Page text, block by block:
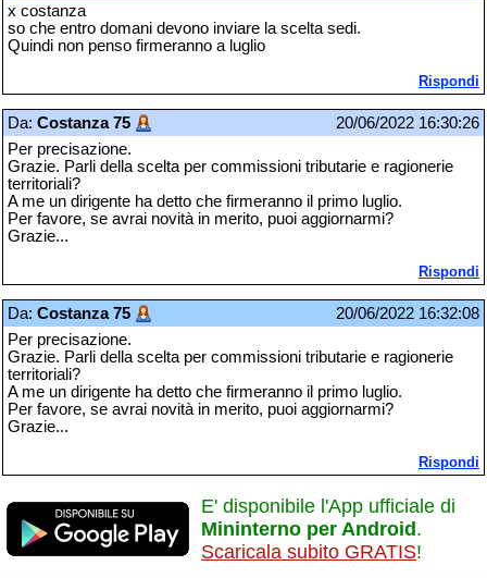
x costanza
so che entro domani devono inviare la scelta sedi.
Quindi non penso firmeranno a luglio
Rispondi
Da: Costanza 75
20/06/2022 16:30:26
Per precisazione.
Grazie. Parli della scelta per commissioni tributarie e ragionerie
territoriali?
A me un dirigente ha detto che firmeranno il primo luglio.
Per favore, se avrai novità in merito, puoi aggiornarmi?
Grazie...
Rispondi
Da: Costanza 75
20/06/2022 16:32:08
Per precisazione.
Grazie. Parli della scelta per commissioni tributarie e ragionerie
territoriali?
A me un dirigente ha detto che firmeranno il primo luglio.
Per favore, se avrai novità in merito, puoi aggiornarmi?
Grazie...
Rispondi
E' disponibile l'App ufficiale di
Mininterno per Android.
Scaricala subito GRATIS!